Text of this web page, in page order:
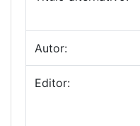
Autor:
Editor: